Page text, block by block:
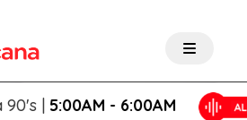
|5:00AM - 6:00AM